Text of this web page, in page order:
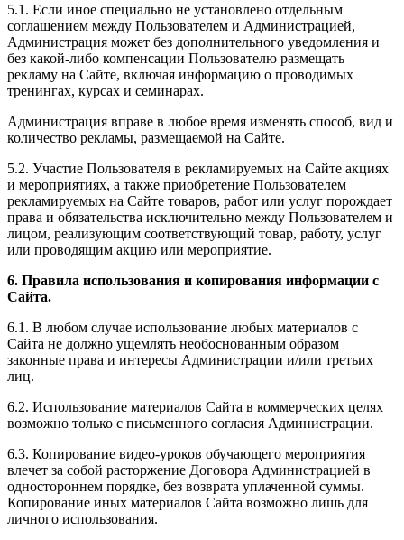
5.1. Если иное специально не установлено отдельным
соглашением между Пользователем и Администрацией,
Администрация может без дополнительного уведомления и
без какой-либо компенсации Пользователю размещать
рекламу на Сайте, включая информацию о проводимых
тренингах, курсах и семинарах.
Администрация вправе в любое время изменять способ, вид и
количество рекламы, размещаемой на Сайте.
5.2. Участие Пользователя в рекламируемых на Сайте акциях
и мероприятиях, а также приобретение Пользователем
рекламируемых на Сайте товаров, работ или услуг порождает
права и обязательства исключительно между Пользователем и
лицом, реализующим соответствующий товар, работу, услуг
или проводящим акцию или мероприятие.
6. Правила использования и копирования информации с
Сайта.
6.1. В любом случае использование любых материалов с
Сайта не должно ущемлять необоснованным образом
законные права и интересы Администрации и/или третьих
лиц.
6.2. Использование материалов Сайта в коммерческих целях
возможно только с письменного согласия Администрации.
6.3. Копирование видео-уроков обучающего мероприятия
влечет за собой расторжение Договора Администрацией в
одностороннем порядке, без возврата уплаченной суммы.
Копирование иных материалов Сайта возможно лишь для
личного использования.